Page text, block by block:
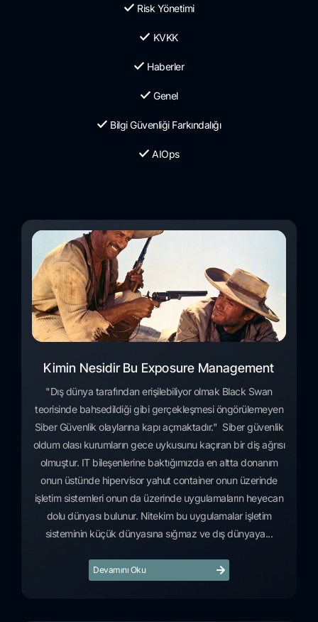
Risk Yönetimi
KVKK
Haberler
Genel
Bilgi Güvenliği Farkındalığı
AIOps
Kimin Nesidir Bu Exposure Management
"Dış dünya tarafından erişilebiliyor olmak Black Swan
teorisinde bahsedildiği gibi gerçekleşmesi öngörülemeyen
Siber Güvenlik olaylarına kapı açmaktadır." Siber güvenlik
oldum olası kurumların gece uykusunu kaçıran bir diş ağrısı
olmuştur. IT bileşenlerine baktığımızda en altta donanım
onun üstünde hipervisor yahut container onun üzerinde
işletim sistemleri onun da üzerinde uygulamaların heyecan
dolu dünyası bulunur. Nitekim bu uygulamalar işletim
sisteminin küçük dünyasına sığmaz ve dış dünyaya...
Devamını Oku